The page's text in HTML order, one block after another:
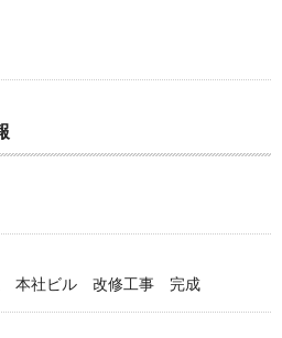
本社ビル 改修工事 完成